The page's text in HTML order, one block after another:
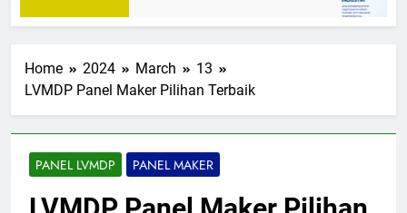
Home 2024 March
13
LVMDP Panel Maker Pilihan Terbaik
PANEL LVMDP PANEL MAKER